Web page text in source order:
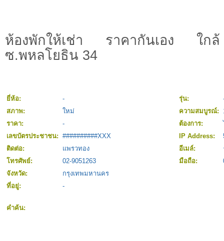
ห้องพักให้เช่า ราคากันเอง ใก
ซ.พหลโยธิน 34
ยี่ห้อ: - รุ่น:
สภาพ:
ใหม่ ความสมบูรณ์:
ราคา:
- ต้องการ:
เลขบัตรประชาชน: ##########XXX IP Address:
ติดต่อ:
แพรวทอง
อีเมล์:
โทรศัพย์:
02-9051263 มือถือ:
จังหวัด:
กรุงเทพมหานคร
ที่อยู่:
-
คำค้น: